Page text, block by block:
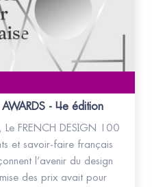
- 4e édition
Le FRENCH DESIGN 100
et savoir-faire français
l’avenir du design
des prix avait pour